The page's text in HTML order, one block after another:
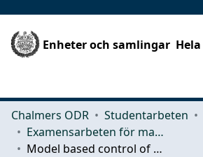
Enheter och samlingar
Chalmers ODR Studentarbeten
Examensarbeten för masterexamen
Model based control of vehicles platoon using a vehicle following approach